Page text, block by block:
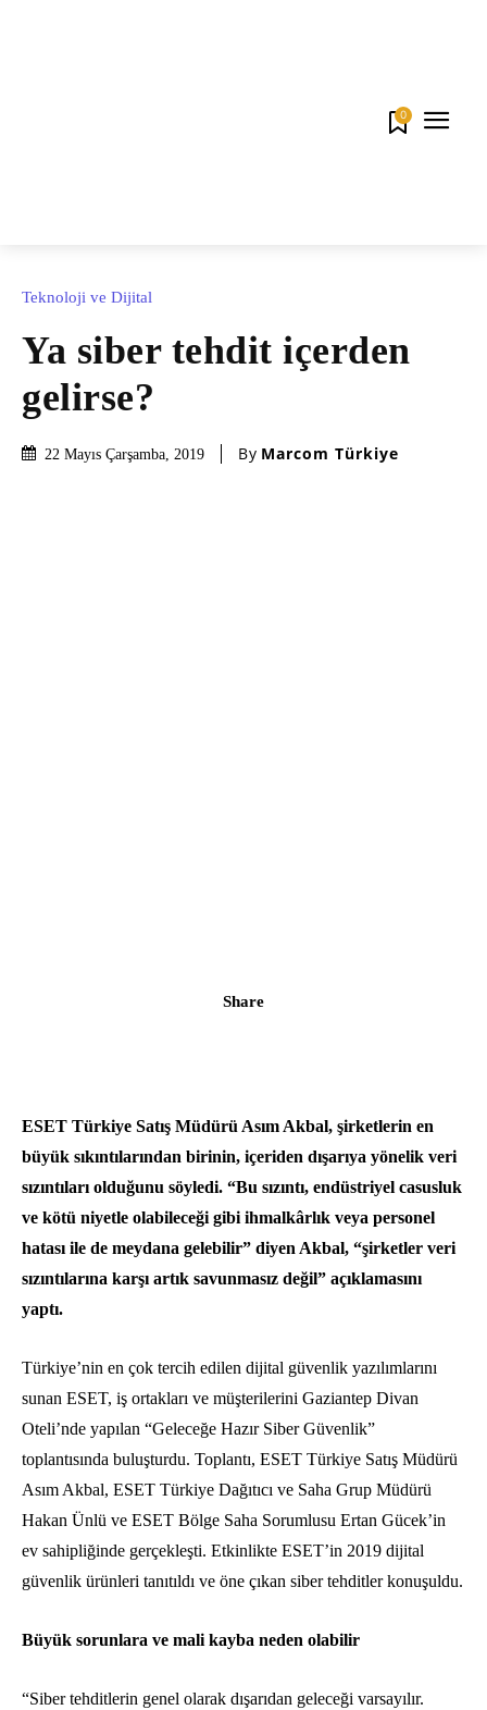
0
Teknoloji ve Dijital
Ya siber tehdit içerden
gelirse?
22 Mayıs Çarşamba, 2019 By Marcom Türkiye
Share
ESET Türkiye Satış Müdürü Asım Akbal, şirketlerin en
büyük sıkıntılarından birinin, içeriden dışarıya yönelik veri
sızıntıları olduğunu söyledi. “Bu sızıntı, endüstriyel casusluk
ve kötü niyetle olabileceği gibi ihmalkârlık veya personel
hatası ile de meydana gelebilir” diyen Akbal, “şirketler veri
sızıntılarına karşı artık savunmasız değil” açıklamasını
yaptı.
Türkiye’nin en çok tercih edilen dijital güvenlik yazılımlarını
sunan ESET, iş ortakları ve müşterilerini Gaziantep Divan
Oteli’nde yapılan “Geleceğe Hazır Siber Güvenlik”
toplantısında buluşturdu. Toplantı, ESET Türkiye Satış Müdürü
Asım Akbal, ESET Türkiye Dağıtıcı ve Saha Grup Müdürü
Hakan Ünlü ve ESET Bölge Saha Sorumlusu Ertan Gücek’in
ev sahipliğinde gerçekleşti. Etkinlikte ESET’in 2019 dijital
güvenlik ürünleri tanıtıldı ve öne çıkan siber tehditler konuşuldu.
Büyük sorunlara ve mali kayba neden olabilir
“Siber tehditlerin genel olarak dışarıdan geleceği varsayılır.